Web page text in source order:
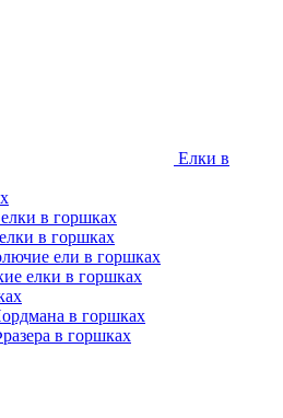
Елки в
в горшках
в горшках
ели в горшках
елки в горшках
в горшках
в горшках